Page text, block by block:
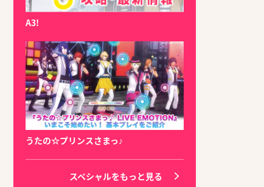
A3!
うたの☆プリンスさまっ♪
スペシャルをもっと見る